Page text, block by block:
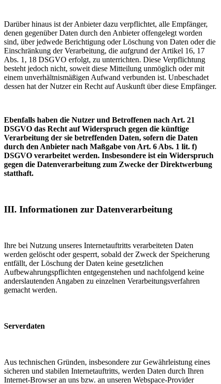
Darüber hinaus ist der Anbieter dazu verpflichtet, alle Empfänger,
denen gegenüber Daten durch den Anbieter offengelegt worden
sind, über jedwede Berichtigung oder Löschung von Daten oder die
Einschränkung der Verarbeitung, die aufgrund der Artikel 16, 17
Abs. 1, 18 DSGVO erfolgt, zu unterrichten. Diese Verpflichtung
besteht jedoch nicht, soweit diese Mitteilung unmöglich oder mit
einem unverhältnismäßigen Aufwand verbunden ist. Unbeschadet
dessen hat der Nutzer ein Recht auf Auskunft über diese Empfänger.
Ebenfalls haben die Nutzer und Betroffenen nach Art. 21
DSGVO das Recht auf Widerspruch gegen die künftige
Verarbeitung der sie betreffenden Daten, sofern die Daten
durch den Anbieter nach Maßgabe von Art. 6 Abs. 1 lit. f)
DSGVO verarbeitet werden. Insbesondere ist ein Widerspruch
gegen die Datenverarbeitung zum Zwecke der Direktwerbung
statthaft.
III. Informationen zur Datenverarbeitung
Ihre bei Nutzung unseres Internetauftritts verarbeiteten Daten
werden gelöscht oder gesperrt, sobald der Zweck der Speicherung
entfällt, der Löschung der Daten keine gesetzlichen
Aufbewahrungspflichten entgegenstehen und nachfolgend keine
anderslautenden Angaben zu einzelnen Verarbeitungsverfahren
gemacht werden.
Serverdaten
Aus technischen Gründen, insbesondere zur Gewährleistung eines
sicheren und stabilen Internetauftritts, werden Daten durch Ihren
Internet-Browser an uns bzw. an unseren Webspace-Provider